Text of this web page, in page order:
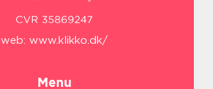
web: www.klikko.dk/
Menu